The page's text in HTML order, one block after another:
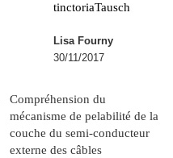
tinctoriaTausch
Lisa Fourny
30/11/2017
Compréhension du
mécanisme de pelabilité de la
couche du semi-conducteur
externe des câbles